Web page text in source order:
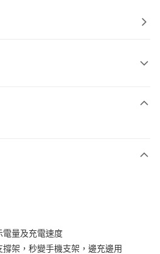
電量及充電速度
架，秒變手機支架，邊充邊用